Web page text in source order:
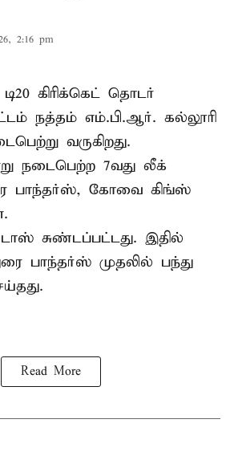
2:16 pm
கிரிக்கெட் தொடர்
நத்தம் எம்.பி.ஆர். கல்லூரி
வருகிறது.
நடைபெற்ற 7வது லீக்
பாந்தர்ஸ், கோவை கிங்ஸ்
சுண்டப்பட்டது. இதில்
பாந்தர்ஸ் முதலில் பந்து
Read More